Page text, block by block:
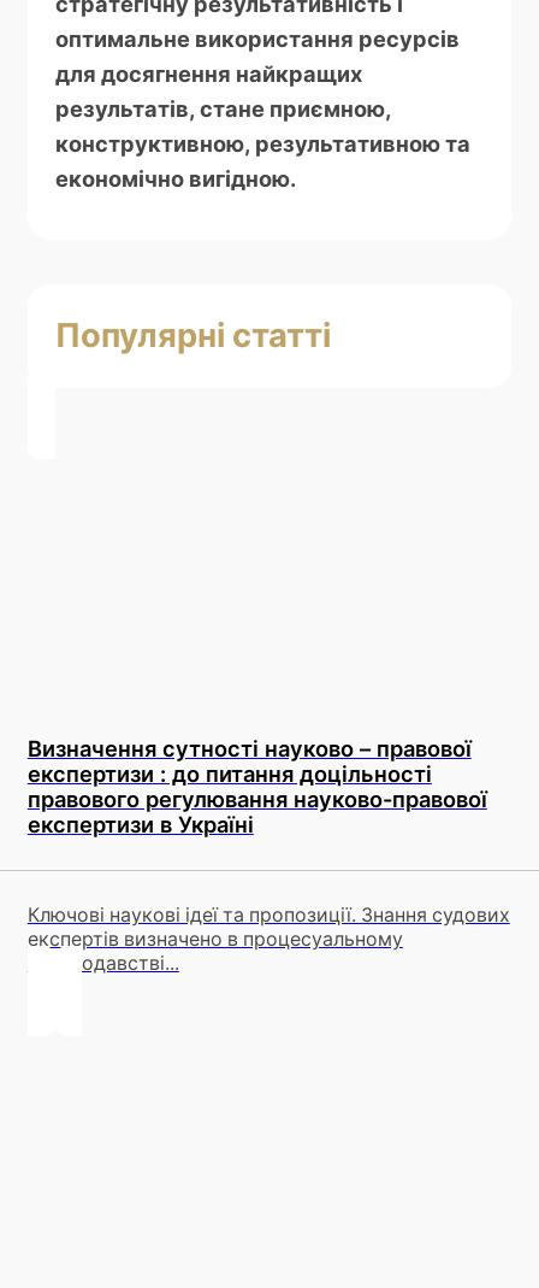
оптимальне використання ресурсів
для досягнення найкращих
результатів, стане приємною,
конструктивною, результативною та
економічно вигідною.
Популярні статті
Визначення сутності науково – правової
експертизи : до питання доцільності
правового регулювання науково-правової
експертизи в Україні
Ключові наукові ідеї та пропозиції. Знання судових
експертів визначено в процесуальному
законодавстві...